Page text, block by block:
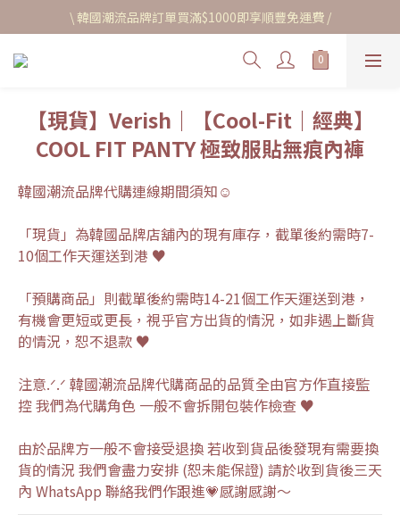
\ 韓國潮流品牌訂單買滿$1000即享順豐免運費 /
【現貨】Verish｜【Cool-Fit｜經典】
COOL FIT PANTY 極致服貼無痕內褲
韓國潮流品牌代購連線期間須知☺︎
「現貨」為韓國品牌店舖內的現有庫存，截單後約需時7-
10個工作天運送到港 ♥
「預購商品」則截單後約需時14-21個工作天運送到港，
有機會更短或更長，視乎官方出貨的情況，如非遇上斷貨
的情況，恕不退款 ♥
注意.ᐟ.ᐟ 韓國潮流品牌代購商品的品質全由官方作直接監
控 我們為代購角色 一般不會拆開包裝作檢查 ♥
由於品牌方一般不會接受退換 若收到貨品後發現有需要換
貨的情況 我們會盡力安排 (恕未能保證) 請於收到貨後三天
內 WhatsApp 聯絡我們作跟進💗感謝感謝～